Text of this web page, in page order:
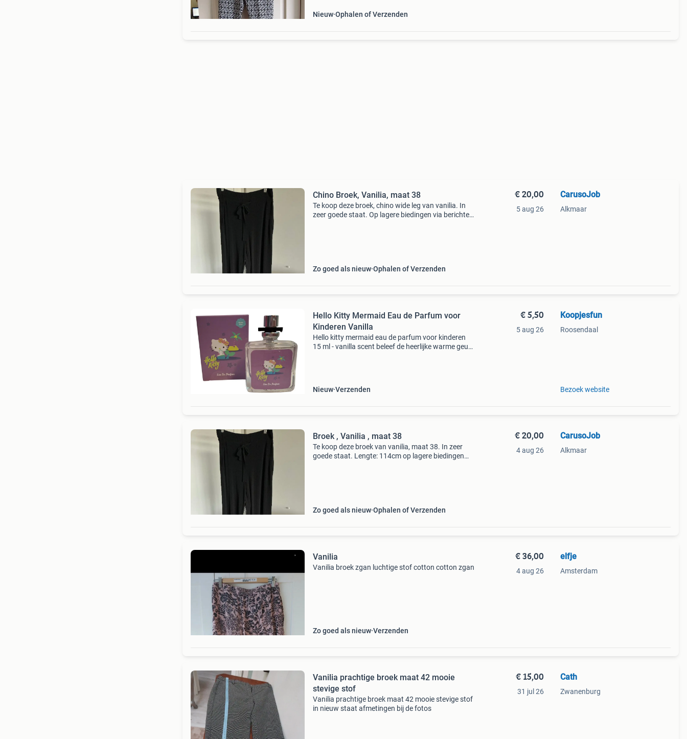
Nieuw Ophalen of Verzenden
Chino Broek, Vanilia, maat 38
Te koop deze broek, chino wide leg van vanilia. In
zeer goede staat. Op lagere biedingen via berichten
Zo goed als nieuw Ophalen of Verzenden
€ 20,00
5 aug 26
CarusoJob
Alkmaar
Hello Kitty Mermaid Eau de Parfum voor
Kinderen Vanilla
Hello kitty mermaid eau de parfum voor kinderen
15 ml - vanilla scent beleef de heerlijke warme geur
Nieuw Verzenden
€ 5,50
5 aug 26
Koopjesfun
Roosendaal
Bezoek website
Broek , Vanilia , maat 38
Te koop deze broek van vanilia, maat 38. In zeer
goede staat. Lengte: 114cm op lagere biedingen
Zo goed als nieuw Ophalen of Verzenden
€ 20,00
4 aug 26
CarusoJob
Alkmaar
Vanilia
Vanilia broek zgan luchtige stof cotton cotton zgan
Zo goed als nieuw Verzenden
€ 36,00
4 aug 26
elfje
Amsterdam
Vanilia prachtige broek maat 42 mooie
stevige stof
Vanilia prachtige broek maat 42 mooie stevige stof
in nieuw staat afmetingen bij de fotos
€ 15,00
31 jul 26
Cath
Zwanenburg